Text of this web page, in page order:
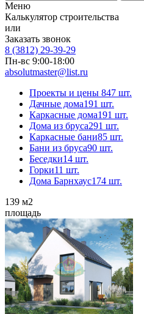
Меню
Калькулятор строительства
или
Заказать звонок
8 (3812) 29-39-29
Пн-вс 9:00-18:00
absolutmaster@list.ru
Проекты и цены 847 шт.
Дачные дома191 шт.
Каркасные дома191 шт.
Дома из бруса291 шт.
Каркасные бани85 шт.
Бани из бруса90 шт.
Беседки14 шт.
Горки11 шт.
Дома Барнхаус174 шт.
139 м2
площадь